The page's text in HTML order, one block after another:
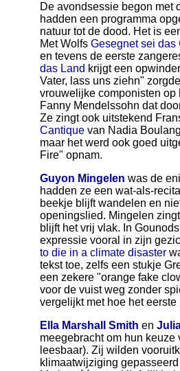
De avondsessie begon met
hadden een programma
natuur tot de dood. Het is
Met Wolfs Gesegnet sei das
en tevens de eerste
das Land krijgt een
Vater, lass uns ziehn"
vrouwelijke componisten op
Fanny Mendelssohn dat
Ze zingt ook uitstekend
Cantique van Nadia
maar het werd ook goed
Fire" opnam.
Guyon Mingelen was de
hadden ze een wat-als-
beekje blijft wandelen en
openingslied. Mingelen
blijft het vrij vlak. In Gounods
expressie vooral in zijn
to die in a climate disaster
tekst toe, zelfs een stukje
een zekere "orange fake
voor de vuist weg zonder
vergelijkt met hoe het
Ella Marshall Smith en
meegebracht om hun
leesbaar). Zij wilden
klimaatwijziging